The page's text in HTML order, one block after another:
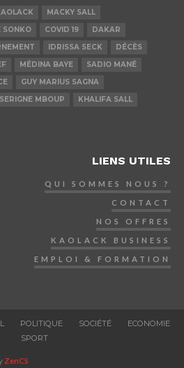
MACKY SALL
SONKO COVID 19
DAKAR
IDRISSA SECK
DÉCÈS
MÉDINA BAYE
SADIO MANÉ
GUY MARIUS SAGNA
SERIGNE MBOUP
KHALIFA SALL
LIENS UTILES
QUI SOMMES NOUS ?
CONTACT
NOS OFFRES
KAOLACK BUSINESS
EMPLOI & FORMATION
POLITIQUE SOCIÉTÉ
ECONOMIE
SPORT
ZenCS